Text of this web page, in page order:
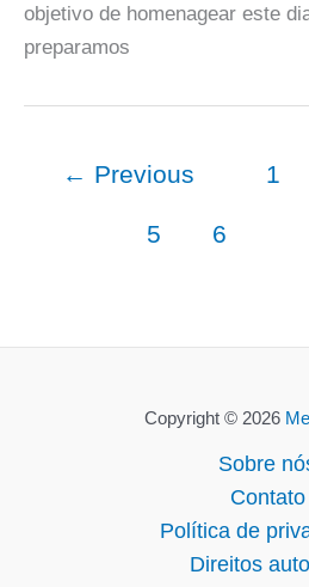
objetivo de homenagear este
preparamos
← Previous 1
5 6
Copyright © 2026
Sobre
Contato
Política de
Direitos